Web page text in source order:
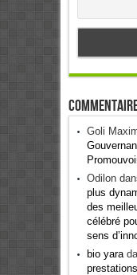
Goli
Odilon
plus
des
célébré
sens
bio yara